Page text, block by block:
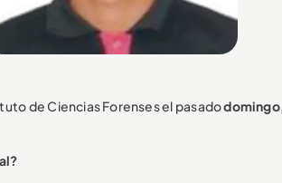
de Ciencias Forenses el pasado